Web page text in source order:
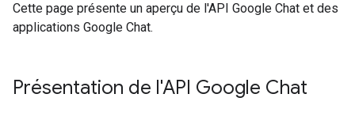
Cette page présente un aperçu de l'API Google Chat et des
applications Google Chat.
Présentation de l'API Google Chat